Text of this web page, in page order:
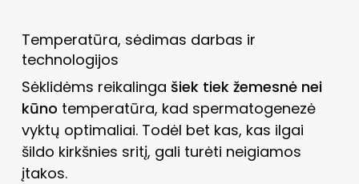
Temperatūra, sėdimas darbas ir
technologijos
Sėklidėms reikalinga šiek tiek žemesnė nei
kūno temperatūra, kad spermatogenezė
vyktų optimaliai. Todėl bet kas, kas ilgai
šildo kirkšnies sritį, gali turėti neigiamos
įtakos.